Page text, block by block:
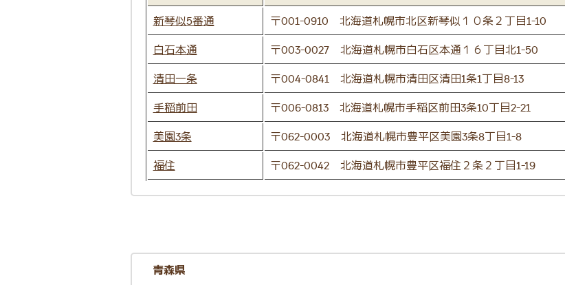
新琴似5番通 〒001-0910 北海道札幌市北区新琴似１０条２丁目1-10
白石本通 〒003-0027 北海道札幌市白石区本通１６丁目北1-50
清田一条 〒004-0841 北海道札幌市清田区清田1条1丁目8-13
手稲前田 〒006-0813 北海道札幌市手稲区前田3条10丁目2-21
美園3条 〒062-0003 北海道札幌市豊平区美園3条8丁目1-8
福住 〒062-0042 北海道札幌市豊平区福住２条２丁目1-19
青森県